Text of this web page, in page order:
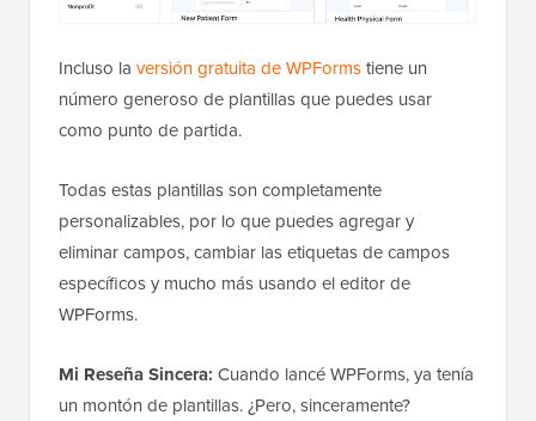
Incluso la versión gratuita de WPFormstiene un
número generoso de plantillas que puedes usar
como punto de partida.
Todas estas plantillas son completamente
personalizables, por lo que puedes agregar y
eliminar campos, cambiar las etiquetas de campos
específicos y mucho más usando el editor de
WPForms.
Mi Reseña Sincera: Cuando lancé WPForms, ya tenía
un montón de plantillas. ¿Pero, sinceramente?